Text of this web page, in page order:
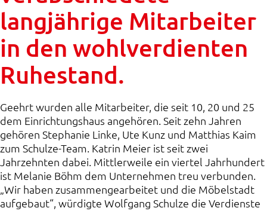
langjährige Mitarbeiter
in den wohlverdienten
Ruhestand.
Geehrt wurden alle Mitarbeiter, die seit 10, 20 und 25
dem Einrichtungshaus angehören. Seit zehn Jahren
gehören Stephanie Linke, Ute Kunz und Matthias Kaim
zum Schulze-Team. Katrin Meier ist seit zwei
Jahrzehnten dabei. Mittlerweile ein viertel Jahrhundert
ist Melanie Böhm dem Unternehmen treu verbunden.
„Wir haben zusammengearbeitet und die Möbelstadt
aufgebaut“, würdigte Wolfgang Schulze die Verdienste